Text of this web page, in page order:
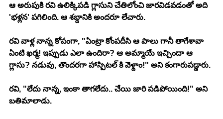
ఆ అరుపుకి రవి ఉలిక్కిపడి గ్లాసుని చేతిలోంచి జారవిడవడంతో అది
'భళ్లన' పగిలింది. ఆ శబ్దానికి అందరూ లేచారు.
రవి వాళ్ల నాన్న కోపంగా, "ఏంట్రా కోంపదీసి ఆ పాలు గానీ తాగేశావా
ఏంటి ఖర్మ! ఇప్పుడు ఎలా ఉందిరా? ఆ అమ్మాయే ఇచ్చిందా ఆ
గ్లాసు? నడువు, తొందరగా హాస్పిటల్ కి వెళ్దాం!" అని కంగారుపడ్డారు.
రవి, "లేదు నాన్న, ఇంకా తాగలేదు.. చేయి జారి పడిపోయింది!" అని
బతిమాలాడు.